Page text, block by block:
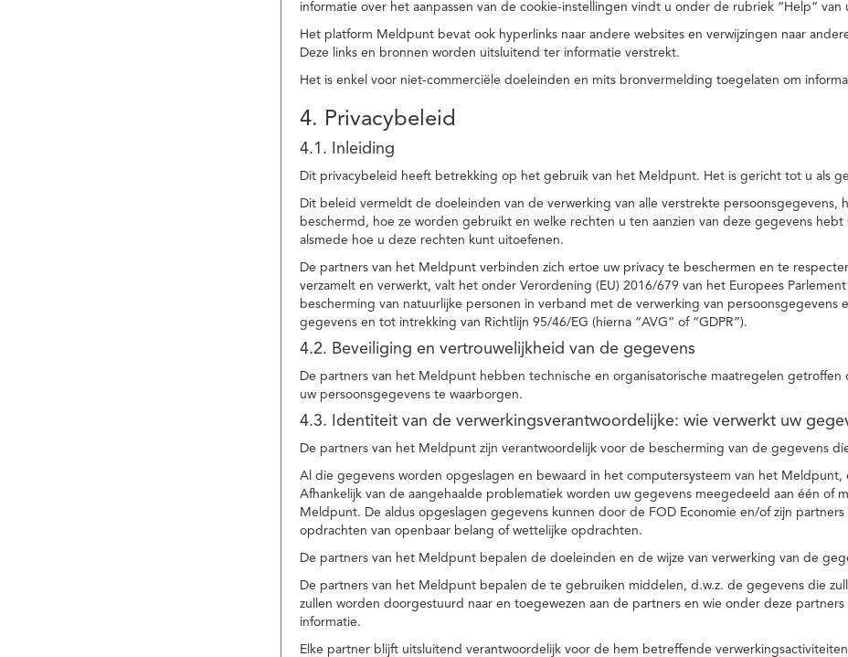
informatie over het aanpassen van de cookie-instellingen vindt u onder de rubriek “Help” van
Het platform Meldpunt bevat ook hyperlinks naar andere websites en verwijzingen naar
Deze links en bronnen worden uitsluitend ter informatie verstrekt.
Het is enkel voor niet-commerciële doeleinden en mits bronvermelding toegelaten om
4. Privacybeleid
4.1. Inleiding
Dit privacybeleid heeft betrekking op het gebruik van het Meldpunt. Het is gericht tot u als
Dit beleid vermeldt de doeleinden van de verwerking van alle verstrekte persoonsgegevens,
beschermd, hoe ze worden gebruikt en welke rechten u ten aanzien van deze gegevens
alsmede hoe u deze rechten kunt uitoefenen.
De partners van het Meldpunt verbinden zich ertoe uw privacy te beschermen en te
verzamelt en verwerkt, valt het onder Verordening (EU) 2016/679 van het Europees
bescherming van natuurlijke personen in verband met de verwerking van persoonsgegevens
gegevens en tot intrekking van Richtlijn 95/46/EG (hierna “AVG” of “GDPR”).
4.2. Beveiliging en vertrouwelijkheid van de gegevens
De partners van het Meldpunt hebben technische en organisatorische maatregelen
uw persoonsgegevens te waarborgen.
4.3. Identiteit van de verwerkingsverantwoordelijke: wie verwerkt uw
De partners van het Meldpunt zijn verantwoordelijk voor de bescherming van de gegevens
Al die gegevens worden opgeslagen en bewaard in het computersysteem van het
Afhankelijk van de aangehaalde problematiek worden uw gegevens meegedeeld aan één of
Meldpunt. De aldus opgeslagen gegevens kunnen door de FOD Economie en/of zijn
opdrachten van openbaar belang of wettelijke opdrachten.
De partners van het Meldpunt bepalen de doeleinden en de wijze van verwerking van de
De partners van het Meldpunt bepalen de te gebruiken middelen, d.w.z. de gegevens die
zullen worden doorgestuurd naar en toegewezen aan de partners en wie onder deze
informatie.
Elke partner blijft uitsluitend verantwoordelijk voor de hem betreffende